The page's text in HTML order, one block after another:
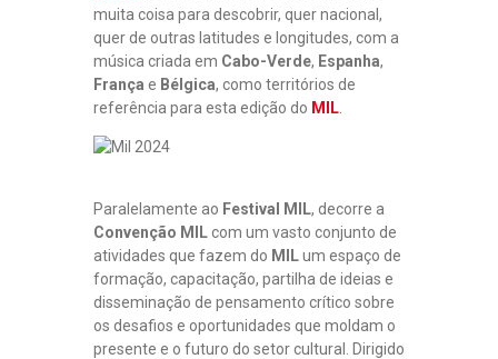
muita coisa para descobrir, quer nacional,
quer de outras latitudes e longitudes, com a
música criada em Cabo-Verde, Espanha,
França e Bélgica, como territórios de
referência para esta edição do MIL
Paralelamente ao Festival MIL, decorre a
Convenção MILcom um vasto conjunto de
atividades que fazem do MILum espaço de
formação, capacitação, partilha de ideias e
disseminação de pensamento crítico sobre
os desafios e oportunidades que moldam o
presente e o futuro do setor cultural. Dirigido